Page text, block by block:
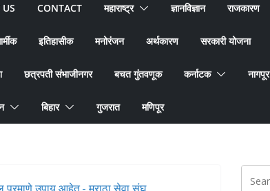
CONTACT महाराष्ट्र ज्ञानविज्ञान राजकारण
इतिहासीक मनोरंजन अर्थकारण सरकारी योजना
छत्रपती संभाजीनगर बचत गुंतवणूक कर्नाटक नागपूर
बिहार गुजरात मणिपूर